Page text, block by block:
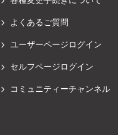
よくあるご質問
ユーザーページログイン
セルフページログイン
コミュニティーチャンネル